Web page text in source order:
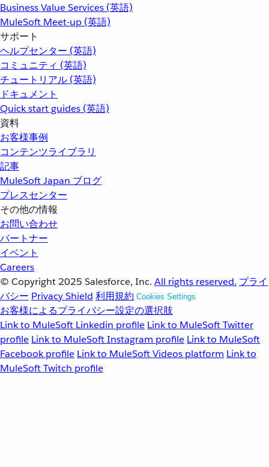
Business Value Services (英語)
MuleSoft Meet-up (英語)
サポート
ヘルプセンター (英語)
コミュニティ (英語)
チュートリアル (英語)
ドキュメント
Quick start guides (英語)
資料
お客様事例
コンテンツライブラリ
記事
MuleSoft Japan ブログ
プレスセンター
その他の情報
お問い合わせ
パートナー
イベント
Careers
© Copyright 2025 Salesforce, Inc. All rights reserved. プライ
バシー Privacy Shield 利用規約 Cookies Settings
お客様によるプライバシー設定の選択肢
Link to MuleSoft Linkedin profile Link to MuleSoft Twitter
profile Link to MuleSoft Instagram profile Link to MuleSoft
Facebook profile Link to MuleSoft Videos platform Link to
MuleSoft Twitch profile